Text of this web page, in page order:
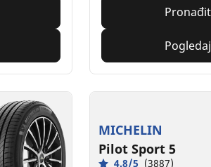
MICHELIN
Pilot Sport 5
4.8/5 (3887)